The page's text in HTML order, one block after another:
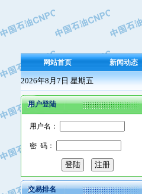
网站首页 新闻动态
2026年8月7日 星期五
用户登陆
用户名：
密 码：
交易排名
·保定北奥石油物探特种车辆制造有限
·盘锦辽河油田天意石油装备有限公司
·沧州市电气控制设备厂
·中船重工中南装备有限责任公司
·南石力天传动件有限公司
·浙江瑞普环境技术有限公司
·华北石油新大禹环保设备有限公司
·河北翼凌机械制造总厂
·萍乡市庞泰化工填料有限公司
·上海宝钢商贸有限公司
·辽河石油勘探局总机械厂